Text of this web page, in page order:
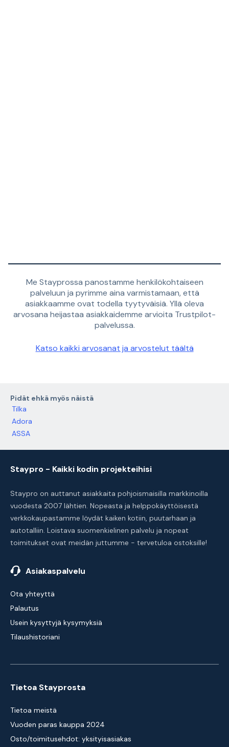
Me Stayprossa panostamme henkilökohtaiseen
palveluun ja pyrimme aina varmistamaan, että
asiakkaamme ovat todella tyytyväisiä. Yllä oleva
arvosana heijastaa asiakkaidemme arvioita Trustpilot-
palvelussa.
Katso kaikki arvosanat ja arvostelut täältä
Pidät ehkä myös näistä
Tilka
Adora
ASSA
Staypro - Kaikki kodin projekteihisi
Staypro on auttanut asiakkaita pohjoismaisilla markkinoilla
vuodesta 2007 lähtien. Nopeasta ja helppokäyttöisestä
verkkokaupastamme löydät kaiken kotiin, puutarhaan ja
autotalliin. Loistava suomenkielinen palvelu ja nopeat
toimitukset ovat meidän juttumme - tervetuloa ostoksille!
Asiakaspalvelu
Ota yhteyttä
Palautus
Usein kysyttyjä kysymyksiä
Tilaushistoriani
Tietoa Stayprosta
Tietoa meistä
Vuoden paras kauppa 2024
Osto/toimitusehdot: yksityisasiakas